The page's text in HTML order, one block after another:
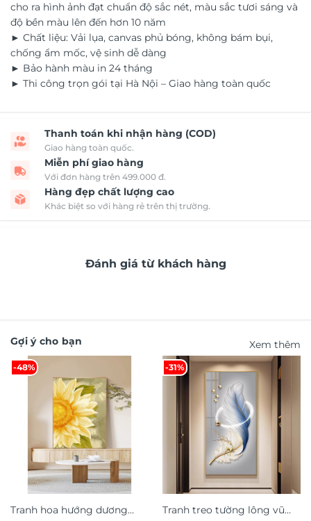
cho ra hình ảnh đạt chuẩn độ sắc nét, màu sắc tươi sáng và
độ bền màu lên đến hơn 10 năm
► Chất liệu: Vải lụa, canvas phủ bóng, không bám bụi,
chống ẩm mốc, vệ sinh dễ dàng
► Bảo hành màu in 24 tháng
► Thi công trọn gói tại Hà Nội – Giao hàng toàn quốc
Thanh toán khi nhận hàng (COD)
Giao hàng toàn quốc.
Miễn phí giao hàng
Với đơn hàng trên 499.000 đ.
Hàng đẹp chất lượng cao
Khác biệt so với hàng rẻ trên thị trường.
Đánh giá từ khách hàng
Gợi ý cho bạn Xem thêm
-48%
Tranh hoa hướng dương
-31%
Tranh treo tường lông vũ